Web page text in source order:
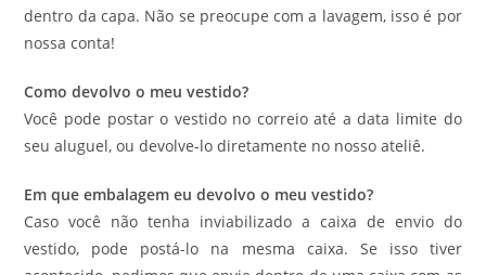
dentro da capa. Não se preocupe com a lavagem, isso é por
nossa conta!
Como devolvo o meu vestido?
Você pode postar o vestido no correio até a data limite do
seu aluguel, ou devolve-lo diretamente no nosso ateliê.
Em que embalagem eu devolvo o meu vestido?
Caso você não tenha inviabilizado a caixa de envio do
vestido, pode postá-lo na mesma caixa. Se isso tiver